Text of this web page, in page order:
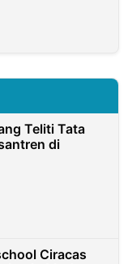
Teliti Tata
di
Ciracas